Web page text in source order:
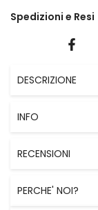
Spedizioni e Resi
DESCRIZIONE
INFO
RECENSIONI
PERCHE' NOI?